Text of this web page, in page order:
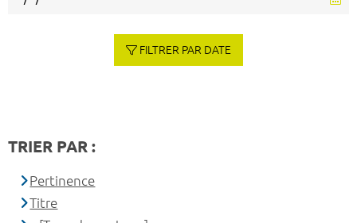
FILTRER PAR DATE
TRIER PAR :
Pertinence
Titre